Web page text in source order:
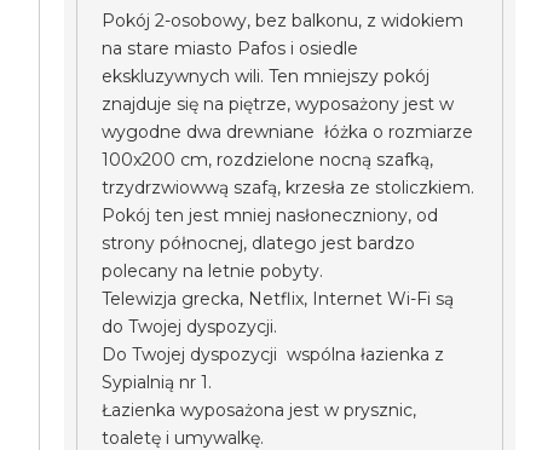
Pokój 2-osobowy, bez balkonu, z widokiem
na stare miasto Pafos i osiedle
ekskluzywnych wili. Ten mniejszy pokój
znajduje się na piętrze, wyposażony jest w
wygodne dwa drewniane łóżka o rozmiarze
100x200 cm, rozdzielone nocną szafką,
trzydrzwiowwą szafą, krzesła ze stoliczkiem.
Pokój ten jest mniej nasłoneczniony, od
strony północnej, dlatego jest bardzo
polecany na letnie pobyty.
Telewizja grecka, Netflix, Internet Wi-Fi są
do Twojej dyspozycji.
Do Twojej dyspozycji wspólna łazienka z
Sypialnią nr 1.
Łazienka wyposażona jest w prysznic,
toaletę i umywalkę.